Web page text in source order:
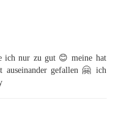
ich nur zu gut 😊 meine hat
auseinander gefallen 🤗 ich